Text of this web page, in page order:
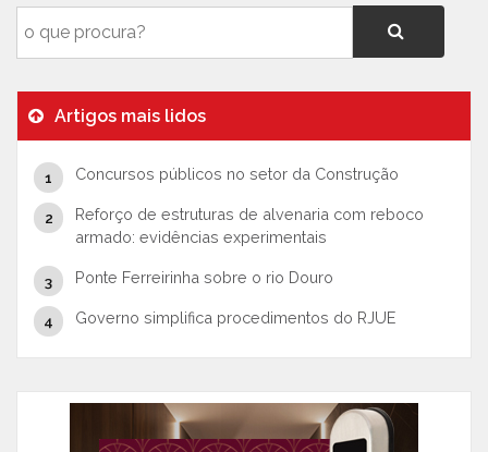
Artigos mais lidos
Concursos públicos no setor da Construção
Reforço de estruturas de alvenaria com reboco
armado: evidências experimentais
Ponte Ferreirinha sobre o rio Douro
Governo simplifica procedimentos do RJUE